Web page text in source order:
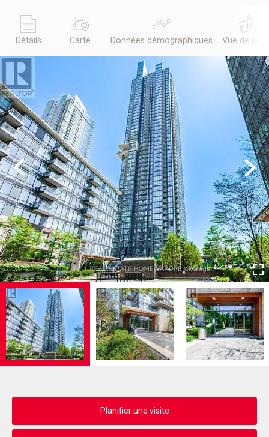
Détails Carte Données démographiques Vue de la
Previous Next
Planifier une visite